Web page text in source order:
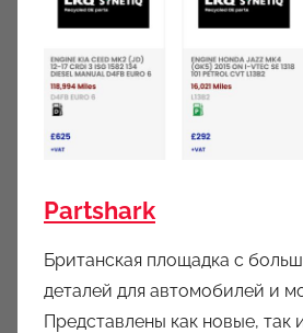
Partshark
Британская площадка с
деталей для автомобилей и
Представлены как новые, так